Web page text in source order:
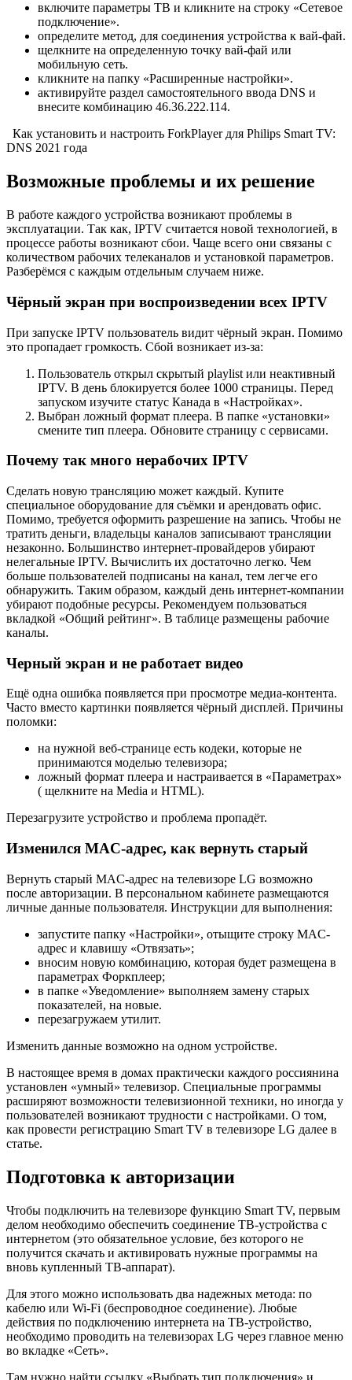
включите параметры ТВ и кликните на строку «Сетевое
подключение».
определите метод, для соединения устройства к вай-фай.
щелкните на определенную точку вай-фай или
мобильную сеть.
кликните на папку «Расширенные настройки».
активируйте раздел самостоятельного ввода DNS и
внесите комбинацию 46.36.222.114.
Как установить и настроить ForkPlayer для Philips Smart TV:
DNS 2021 года
Возможные проблемы и их решение
В работе каждого устройства возникают проблемы в
эксплуатации. Так как, IPTV считается новой технологией, в
процессе работы возникают сбои. Чаще всего они связаны с
количеством рабочих телеканалов и установкой параметров.
Разберёмся с каждым отдельным случаем ниже.
Чёрный экран при воспроизведении всех IPTV
При запуске IPTV пользователь видит чёрный экран. Помимо
это пропадает громкость. Сбой возникает из-за:
Пользователь открыл скрытый playlist или неактивный
IPTV. В день блокируется более 1000 страницы. Перед
запуском изучите статус Канада в «Настройках».
Выбран ложный формат плеера. В папке «установки»
смените тип плеера. Обновите страницу с сервисами.
Почему так много нерабочих IPTV
Сделать новую трансляцию может каждый. Купите
специальное оборудование для съёмки и арендовать офис.
Помимо, требуется оформить разрешение на запись. Чтобы не
тратить деньги, владельцы каналов записывают трансляции
незаконно. Большинство интернет-провайдеров убирают
нелегальные IPTV. Вычислить их достаточно легко. Чем
больше пользователей подписаны на канал, тем легче его
обнаружить. Таким образом, каждый день интернет-компании
убирают подобные ресурсы. Рекомендуем пользоваться
вкладкой «Общий рейтинг». В таблице размещены рабочие
каналы.
Черный экран и не работает видео
Ещё одна ошибка появляется при просмотре медиа-контента.
Часто вместо картинки появляется чёрный дисплей. Причины
поломки:
на нужной веб-странице есть кодеки, которые не
принимаются моделью телевизора;
ложный формат плеера и настраивается в «Параметрах»
( щелкните на Media и HTML).
Перезагрузите устройство и проблема пропадёт.
Изменился MAC-адрес, как вернуть старый
Вернуть старый MAC-адрес на телевизоре LG возможно
после авторизации. В персональном кабинете размещаются
личные данные пользователя. Инструкции для выполнения:
запустите папку «Настройки», отыщите строку MAC-
адрес и клавишу «Отвязать»;
вносим новую комбинацию, которая будет размещена в
параметрах Форкплеер;
в папке «Уведомление» выполняем замену старых
показателей, на новые.
перезагружаем утилит.
Изменить данные возможно на одном устройстве.
В настоящее время в домах практически каждого россиянина
установлен «умный» телевизор. Специальные программы
расширяют возможности телевизионной техники, но иногда у
пользователей возникают трудности с настройками. О том,
как провести регистрацию Smart TV в телевизоре LG далее в
статье.
Подготовка к авторизации
Чтобы подключить на телевизоре функцию Smart TV, первым
делом необходимо обеспечить соединение ТВ-устройства с
интернетом (это обязательное условие, без которого не
получится скачать и активировать нужные программы на
вновь купленный ТВ-аппарат).
Для этого можно использовать два надежных метода: по
кабелю или Wi-Fi (беспроводное соединение). Любые
действия по подключению интернета на ТВ-устройство,
необходимо проводить на телевизорах LG через главное меню
во вкладке «Сеть».
Там нужно найти ссылку «Выбрать тип подключения» и